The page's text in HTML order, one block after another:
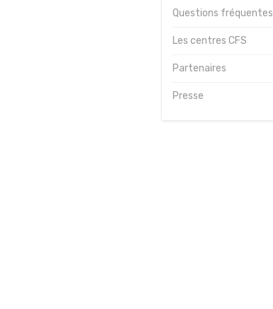
Questions fréquentes
Les centres CFS
Partenaires
Presse